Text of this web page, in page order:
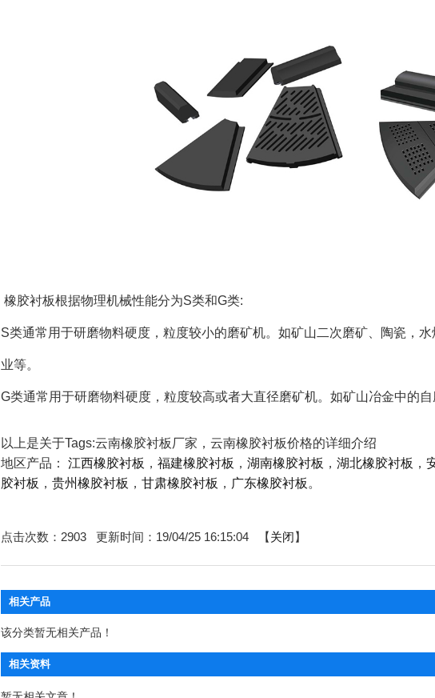
橡胶衬板根据物理机械性能分为S类和G类:
S类通常用于研磨物料硬度，粒度较小的磨矿机。如矿山二次磨矿、陶瓷，
业等。
G类通常用于研磨物料硬度，粒度较高或者大直径磨矿机。如矿山冶金中的
以上是关于Tags:云南橡胶衬板厂家，云南橡胶衬板价格的详细介绍
地区产品： 江西橡胶衬板 ， 福建橡胶衬板 ， 湖南橡胶衬板 ， 湖北橡胶衬板 ，
胶衬板 ， 贵州橡胶衬板 ， 甘肃橡胶衬板 ， 广东橡胶衬板 。
点击次数： 2903 更新时间：19/04/25 16:15:04 【关闭】
相关产品
该分类暂无相关产品！
相关资料